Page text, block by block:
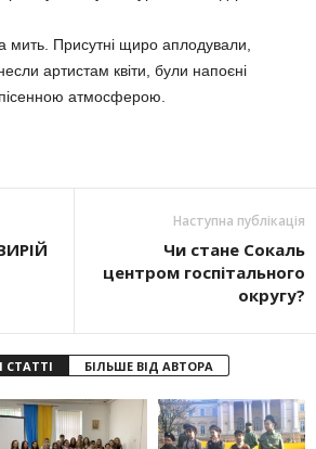
мить. Присутні щиро аплодували,
артистам квіти, були напоєні
атмосферою.
Наступна публікація
Чи стане Сокаль
центром госпітального
округу?
СТАТТІ БІЛЬШЕ ВІД АВТОРА